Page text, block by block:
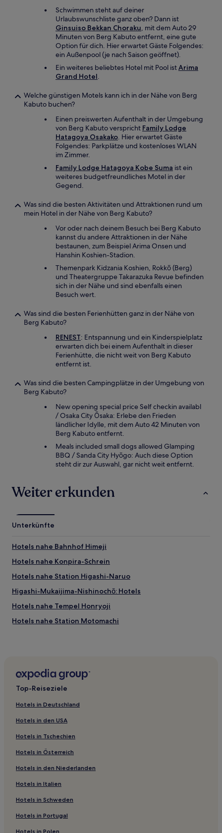
Schwimmen steht auf deiner
Urlaubswunschliste ganz oben? Dann ist
Ginsuiso Bekkan Choraku, mit dem Auto 29
Minuten von Berg Kabuto entfernt, eine gute
Option für dich. Hier erwartet Gäste Folgendes:
ein Außenpool (je nach Saison geöffnet).
Ein weiteres beliebtes Hotel mit Pool istArima
Grand Hotel.
Welche günstigen Motels kann ich in der Nähe von Berg
Kabuto buchen?
Einen preiswerten Aufenthalt in der Umgebung
von Berg Kabuto verspricht Family Lodge
Hatagoya Osakako. Hier erwartet Gäste
Folgendes: Parkplätze und kostenloses WLAN
im Zimmer.
Family Lodge Hatagoya Kobe Suma ist ein
weiteres budgetfreundliches Motel in der
Gegend.
Was sind die besten Aktivitäten und Attraktionen rund um
mein Hotel in der Nähe von Berg Kabuto?
Vor oder nach deinem Besuch bei Berg Kabuto
kannst du andere Attraktionen in der Nähe
bestaunen, zum Beispiel Arima Onsen und
Hanshin Koshien-Stadion.
Themenpark Kidzania Koshien, Rokkō (Berg)
und Theatergruppe Takarazuka Revue befinden
sich in der Nähe und sind ebenfalls einen
Besuch wert.
Was sind die besten Ferienhütten ganz in der Nähe von
Berg Kabuto?
RENEST: Entspannung und ein Kinderspielplatz
erwarten dich bei einem Aufenthalt in dieser
Ferienhütte, die nicht weit von Berg Kabuto
entfernt ist.
Was sind die besten Campingplätze in der Umgebung von
Berg Kabuto?
New opening special price Self checkin availabl
/ Osaka City Ōsaka: Erlebe den Frieden
ländlicher Idylle, mit dem Auto 42 Minuten von
Berg Kabuto entfernt.
Meals included small dogs allowed Glamping
BBQ / Sanda City Hyōgo: Auch diese Option
steht dir zur Auswahl, gar nicht weit entfernt.
Weiter erkunden
Unterkünfte
Hotels nahe Bahnhof Himeji
Hotels nahe Konpira-Schrein
Hotels nahe Station Higashi-Naruo
Higashi-Mukaijima-Nishinochō: Hotels
Hotels nahe Tempel Honryoji
Hotels nahe Station Motomachi
Hotels nahe Tempel Kaiseiji
Hotels nahe Aeon Mall Himeji River City
Hyogo: Hotels
Taka Hotels
Hotels nahe Bahnhof Kōbe
Kako Bezirk: Hotels
Hotels nahe Schrein Hamanomiya Tenmangu
Hotels nahe Tempel Kiyomizudera
Tsukaguchi: Hotels
Kobe Hotels
Hotels nahe Bahnhof Mukonoso
Top-Reiseziele
Hotels in Deutschland
Hotels in den USA
Hotels in Tschechien
Hotels in Österreich
Hotels in den Niederlanden
Hotels in Italien
Hotels in Schweden
Hotels in Portugal
Hotels in Polen